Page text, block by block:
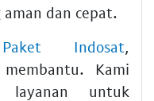
dan cepat.
Paket Indosat,
Kami
layanan untuk